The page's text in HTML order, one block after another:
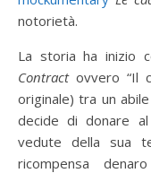
notorietà.
La storia ha inizio
Contract ovvero “Il
originale) tra un
decide di donare
vedute della sua
ricompensa